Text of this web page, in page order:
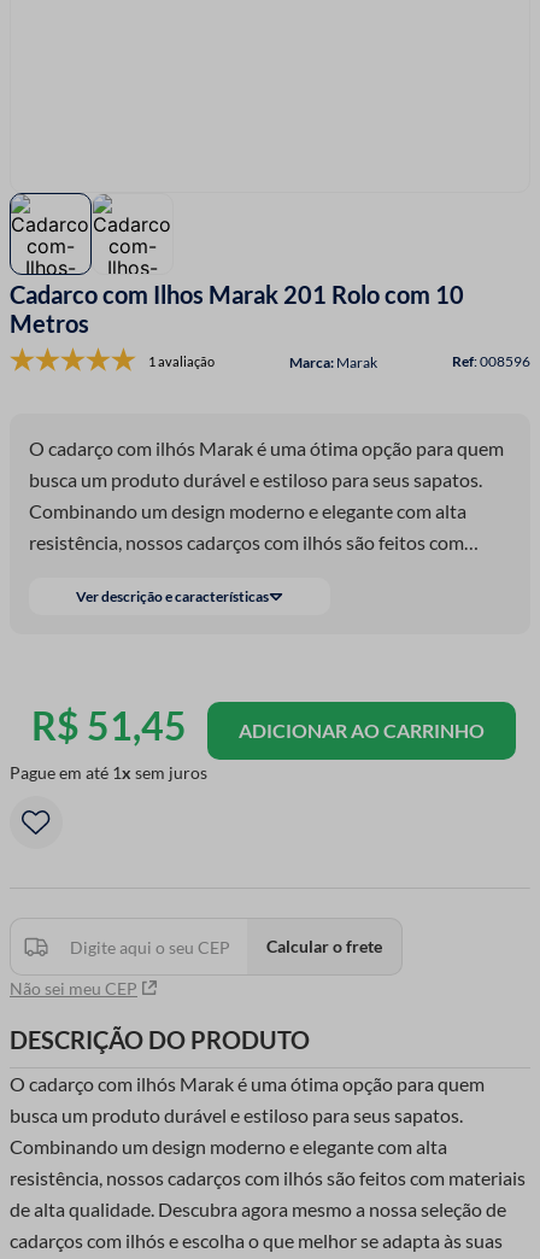
Cadarco com Ilhos Marak 201 Rolo com 10
Metros
1 avaliação Marak :008596
O cadarço com ilhós Marak é uma ótima opção para quem
busca um produto durável e estiloso para seus sapatos.
Combinando um design moderno e elegante com alta
resistência, nossos cadarços com ilhós são feitos com
nossa seleção de cadarços com ilhós e escolha o que
Ver descrição e características
R$ 51,45
Pague em até 1 sem juros
ADICIONAR AO CARRINHO
Não sei meu CEP
Calcular o frete
DESCRIÇÃO DO PRODUTO
O cadarço com ilhós Marak é uma ótima opção para quem
busca um produto durável e estiloso para seus sapatos.
Combinando um design moderno e elegante com alta
resistência, nossos cadarços com ilhós são feitos com materiais
de alta qualidade. Descubra agora mesmo a nossa seleção de
cadarços com ilhós e escolha o que melhor se adapta às suas